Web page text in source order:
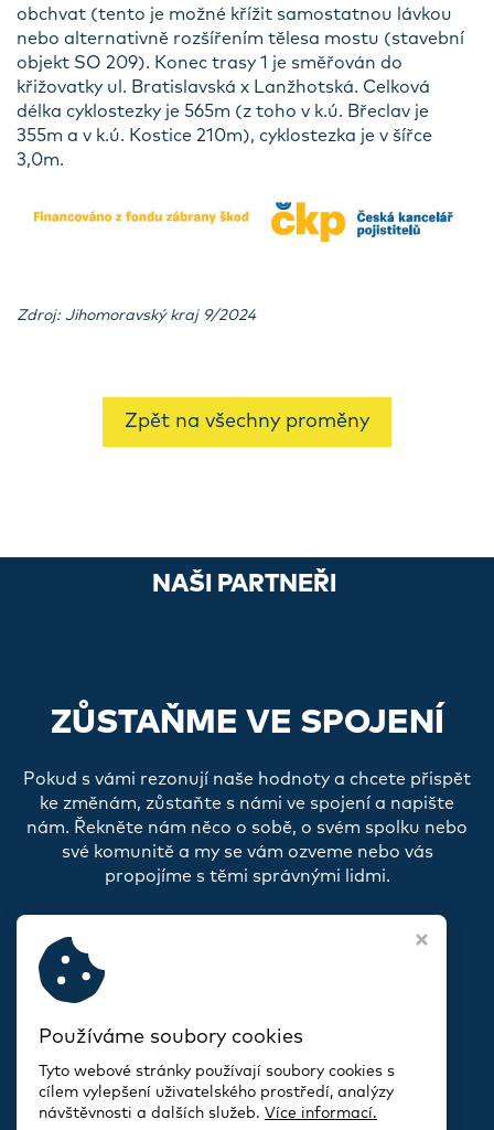
obchvat (tento je možné křížit samostatnou lávkou
nebo alternativně rozšířením tělesa mostu (stavební
objekt SO 209). Konec trasy 1 je směřován do
křižovatky ul. Bratislavská x Lanžhotská. Celková
délka cyklostezky je 565m (z toho v k.ú. Břeclav je
355m a v k.ú. Kostice 210m), cyklostezka je v šířce
3,0m.
Zdroj: Jihomoravský kraj 9/2024
Zpět na všechny proměny
NAŠI PARTNEŘI
ZŮSTAŇME VE SPOJENÍ
Pokud s vámi rezonují naše hodnoty a chcete přispět
ke změnám, zůstaňte s námi ve spojení a napište
nám. Řekněte nám něco o sobě, o svém spolku nebo
své komunitě a my se vám ozveme nebo vás
propojíme s těmi správnými lidmi.
Používáme soubory cookies
Tyto webové stránky používají soubory cookies s
cílem vylepšení uživatelského prostředí, analýzy
návštěvnosti a dalších služeb. Více informací.